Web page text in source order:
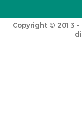
Copyright © 2013 -